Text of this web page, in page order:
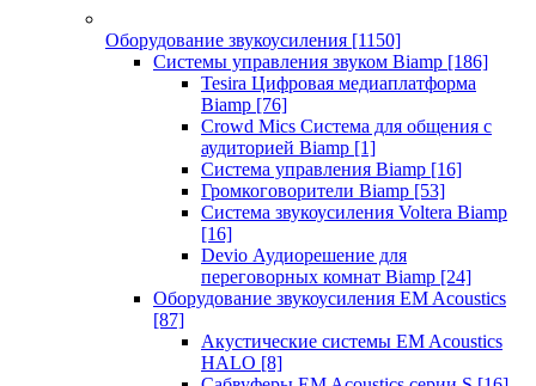
Оборудование звукоусиления [1150]
Системы управления звуком Biamp [186]
Tesira Цифровая медиаплатформа
Biamp [76]
Crowd Mics Система для общения с
аудиторией Biamp [1]
Система управления Biamp [16]
Громкоговорители Biamp [53]
Система звукоусиления Voltera Biamp
[16]
Devio Аудиорешение для
переговорных комнат Biamp [24]
Оборудование звукоусиления EM Acoustics
[87]
Акустические системы EM Acoustics
HALO [8]